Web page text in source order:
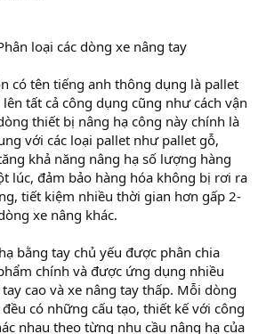
loại các dòng xe nâng tay
có tên tiếng anh thông dụng là pallet
lên tất cả công dụng cũng như cách vận
thiết bị nâng hạ công này chính là
với các loại pallet như pallet gỗ,
khả năng nâng hạ số lượng hàng
lúc, đảm bảo hàng hóa không bị rơi ra
tiết kiệm nhiều thời gian hơn gấp 2-
xe nâng khác.
bằng tay chủ yếu được phân chia
chính và được ứng dụng nhiều
cao và xe nâng tay thấp. Mỗi dòng
có những cấu tạo, thiết kế với công
nhau theo từng nhu cầu nâng hạ của